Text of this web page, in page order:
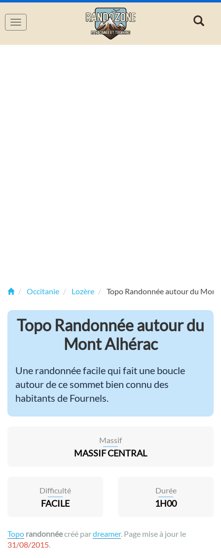
Navigation
Occitanie Lozère Topo Randonnée autour du
Topo Randonnée autour du
Mont Alhérac
Une randonnée facile qui fait une boucle
autour de ce sommet bien connu des
habitants de Fournels.
Massif
MASSIF CENTRAL
Difficulté
FACILE
Durée
1H00
Topo randonnéecréé pardreamer. Page mise à jour le
31/08/2015.